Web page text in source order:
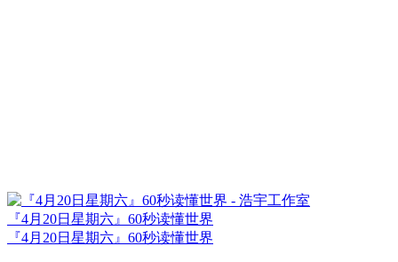
『4月20日星期六』60秒读懂世界
『4月20日星期六』60秒读懂世界